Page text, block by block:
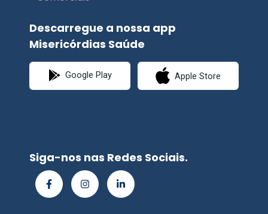
Descarregue a nossa app
Misericórdias Saúde
Google Play Apple Store
Siga-nos nas Redes Sociais.